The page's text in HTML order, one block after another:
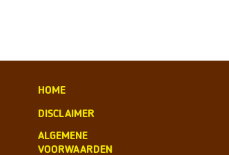
HOME
DISCLAIMER
ALGEMENE
VOORWAARDEN